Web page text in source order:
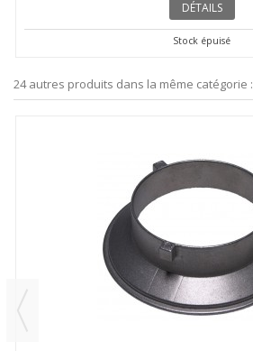
DÉTAILS
Stock épuisé
24 autres produits dans la même catégorie :